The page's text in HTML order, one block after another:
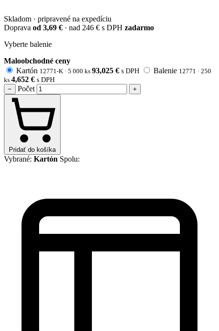
Skladom · pripravené na expedíciu
Doprava od 3,69 € · nad 246 € s DPH zadarmo
Vyberte balenie
Maloobchodné ceny
Kartón 12771-K · 5 000 ks 93,025 € s DPH Balenie 12771 · 250
ks 4,652 € s DPH
−
Počet +
Pridať do košíka
Vybrané: Kartón Spolu: